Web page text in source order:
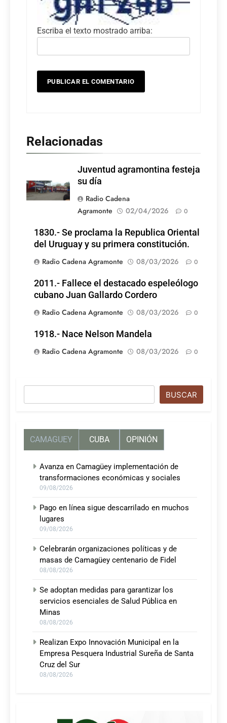
Escriba el texto mostrado arriba:
Relacionadas
Juventud agramontina festeja
su día
Radio Cadena
Agramonte
02/04/2026 0
1830.- Se proclama la Republica Oriental
del Uruguay y su primera constitución.
Radio Cadena Agramonte
08/03/2026 0
2011.- Fallece el destacado espeleólogo
cubano Juan Gallardo Cordero
Radio Cadena Agramonte
08/03/2026 0
1918.- Nace Nelson Mandela
Radio Cadena Agramonte
08/03/2026 0
BUSCAR
CAMAGUEY CUBA OPINIÓN
Avanza en Camagüey implementación de
transformaciones económicas y sociales
09/08/2026
Pago en línea sigue descarrilado en muchos
lugares
09/08/2026
Celebrarán organizaciones políticas y de
masas de Camagüey centenario de Fidel
08/08/2026
Se adoptan medidas para garantizar los
servicios esenciales de Salud Pública en
Minas
08/08/2026
Realizan Expo Innovación Municipal en la
Empresa Pesquera Industrial Sureña de Santa
Cruz del Sur
08/08/2026